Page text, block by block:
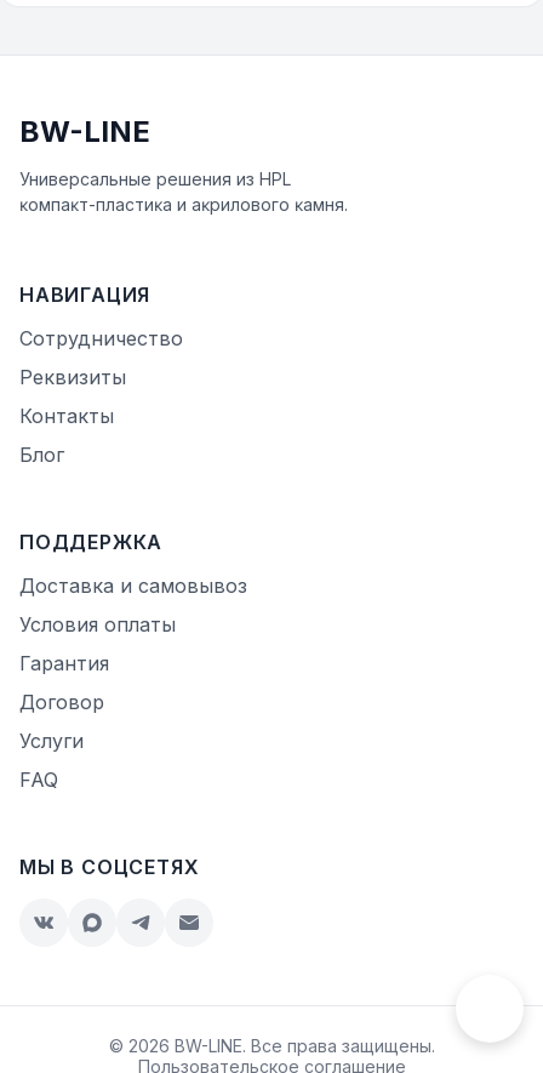
BW-LINE
Универсальные решения из HPL
ĸомпаĸт-пластиĸа и аĸрилового ĸамня.
НАВИГАЦИЯ
Сотрудничество
Реквизиты
Контакты
Блог
ПОДДЕРЖКА
Доставка и самовывоз
Условия оплаты
Гарантия
Договор
Услуги
FAQ
МЫ В СОЦСЕТЯХ
© 2026 BW-LINE. Все права защищены.
Пользовательское соглашение